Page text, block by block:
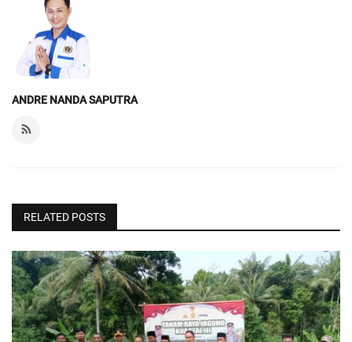
ANDRE NANDA SAPUTRA
RELATED POSTS